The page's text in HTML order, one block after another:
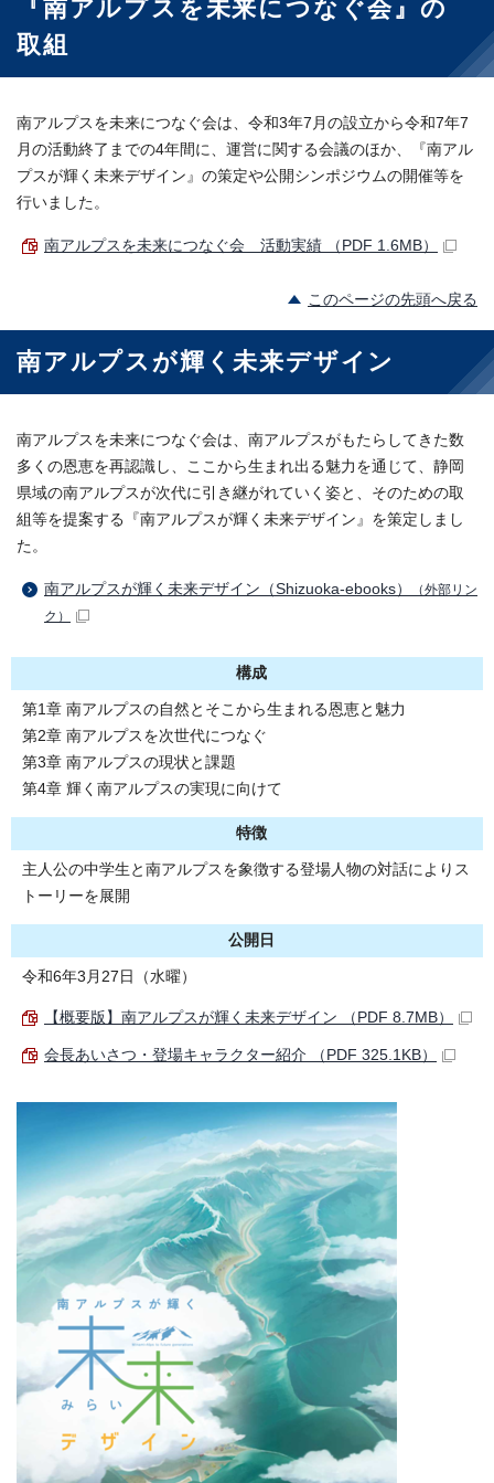
『南アルプスを未来につなぐ会』の
取組
南アルプスを未来につなぐ会は、令和3年7月の設立から令和7年7
月の活動終了までの4年間に、運営に関する会議のほか、『南アル
プスが輝く未来デザイン』の策定や公開シンポジウムの開催等を
行いました。
南アルプスを未来につなぐ会 活動実績 （PDF 1.6MB）
このページの先頭へ戻る
南アルプスが輝く未来デザイン
南アルプスを未来につなぐ会は、南アルプスがもたらしてきた数
多くの恩恵を再認識し、ここから生まれ出る魅力を通じて、静岡
県域の南アルプスが次代に引き継がれていく姿と、そのための取
組等を提案する『南アルプスが輝く未来デザイン』を策定しまし
た。
南アルプスが輝く未来デザイン（Shizuoka-ebooks）
（外部リン
ク）
構成
第1章 南アルプスの自然とそこから生まれる恩恵と魅力
第2章 南アルプスを次世代につなぐ
第3章 南アルプスの現状と課題
第4章 輝く南アルプスの実現に向けて
特徴
主人公の中学生と南アルプスを象徴する登場人物の対話によりス
トーリーを展開
公開日
令和6年3月27日（水曜）
【概要版】南アルプスが輝く未来デザイン （PDF 8.7MB）
会長あいさつ・登場キャラクター紹介 （PDF 325.1KB）